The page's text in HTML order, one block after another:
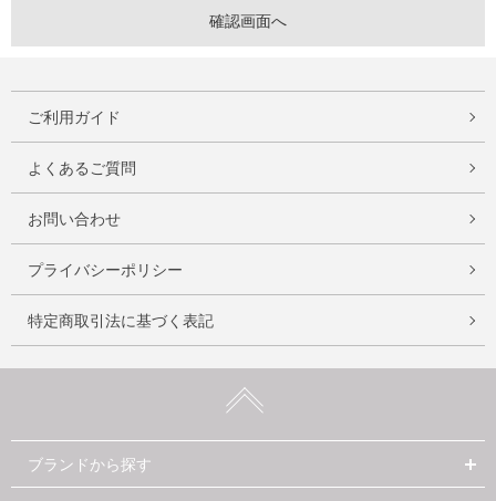
ご利用ガイド
よくあるご質問
お問い合わせ
プライバシーポリシー
特定商取引法に基づく表記
ブランドから探す